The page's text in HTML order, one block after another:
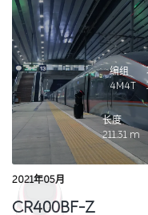
车次通常为G2457/G2462/
停用检修，这些车次使用其他
编组
4M4T
长度
211.31 m
2021年05月
CR400BF-Z